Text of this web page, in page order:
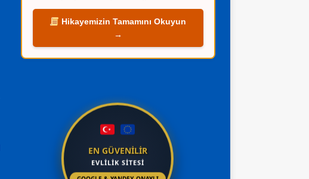
Hikayemizin Tamamını Okuyun
→
EN GÜVENİLİR
EVLİLİK SİTESİ
GOOGLE & YANDEX ONAYLI